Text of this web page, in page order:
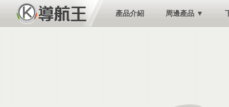
產品介紹 周邊產品 ▼